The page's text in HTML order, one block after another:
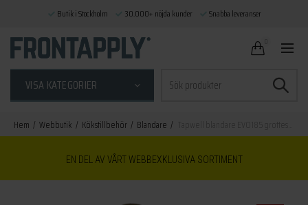
VISA KATEGORIER
efter:
Hem Webbutik Kökstillbehör Blandare
EN DEL AV VÅRT WEBBEXKLUSIVA SORTIMENT
Butik i Stockholm 30.000+ nöjda kunder Snabba leveranser